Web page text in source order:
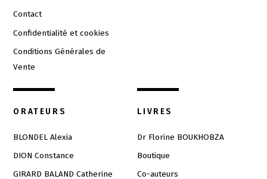
Contact
Confidentialité et cookies
Conditions Générales de
Vente
ORATEURS
BLONDEL Alexia
DION Constance
GIRARD BALAND Catherine
LIVRES
Dr Florine BOUKHOBZA
Boutique
Co-auteurs